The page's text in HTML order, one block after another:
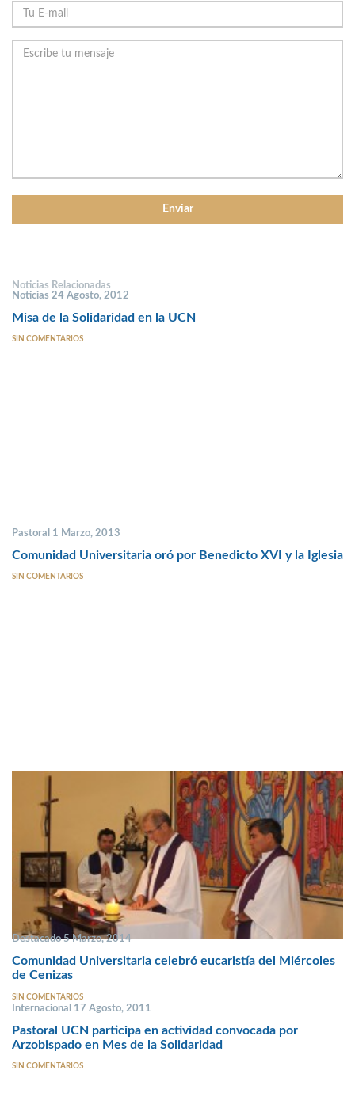
Noticias Relacionadas
Noticias 24 Agosto, 2012
Misa de la Solidaridad en la UCN
SIN COMENTARIOS
Pastoral 1 Marzo, 2013
Comunidad Universitaria oró por Benedicto XVI y la Iglesia
SIN COMENTARIOS
Destacado 5 Marzo, 2014
Comunidad Universitaria celebró eucaristía del Miércoles
de Cenizas
SIN COMENTARIOS
Internacional 17 Agosto, 2011
Pastoral UCN participa en actividad convocada por
Arzobispado en Mes de la Solidaridad
SIN COMENTARIOS